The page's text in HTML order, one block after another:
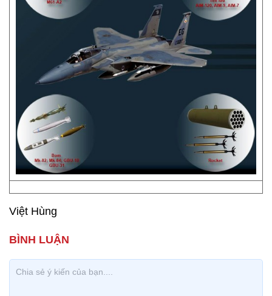
Việt Hùng